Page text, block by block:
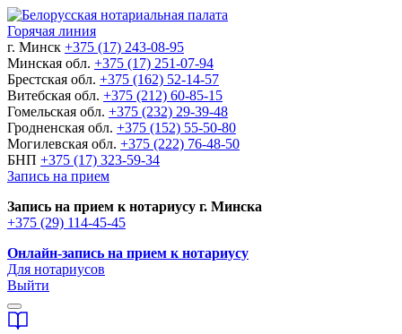
Горячая линия
г. Минск +375 (17) 243-08-95
Минская обл. +375 (17) 251-07-94
Брестская обл. +375 (162) 52-14-57
Витебская обл. +375 (212) 60-85-15
Гомельская обл. +375 (232) 29-39-48
Гродненская обл. +375 (152) 55-50-80
Могилевская обл. +375 (222) 76-48-50
БНП +375 (17) 323-59-34
Запись на прием
Запись на прием к нотариусу г. Минска
+375 (29) 114-45-45
Онлайн-запись на прием к нотариусу
Для нотариусов
Выйти